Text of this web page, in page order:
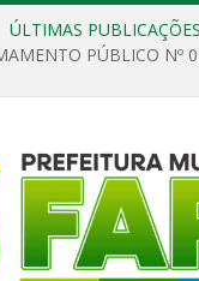
ÚLTIMAS